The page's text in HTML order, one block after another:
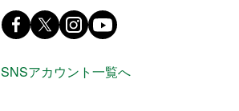
Facebook ハンズ公式ファンページ
X(旧 twitter) @Hands_official_
instagram
SNSアカウント一覧へ